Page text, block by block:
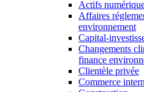
Actifs
Affaires
environnement
Capital-
Changements
finance
Clientèle privée
Commerce